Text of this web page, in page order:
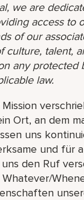
we are
access to
of our
culture, talent,
any protected
law.
Ort, an dem
uns
und für
den Ruf